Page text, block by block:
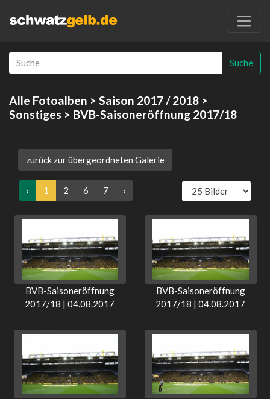
Suche
Alle Fotoalben > Saison 2017 / 2018 >
Sonstiges > BVB-Saisoneröffnung 2017/18
zurück zur übergeordneten Galerie
‹ 1 2 6 7 ›
BVB-Saisoneröffnung
2017/18 | 04.08.2017
BVB-Saisoneröffnung
2017/18 | 04.08.2017